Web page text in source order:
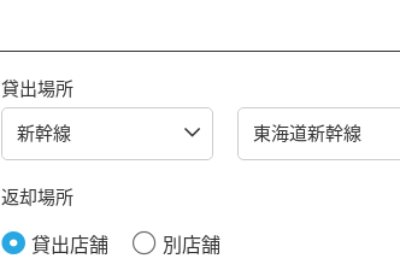
貸出場所
返却場所
貸出店舗 別店舗